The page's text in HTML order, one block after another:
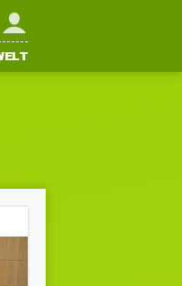
Mein FFH